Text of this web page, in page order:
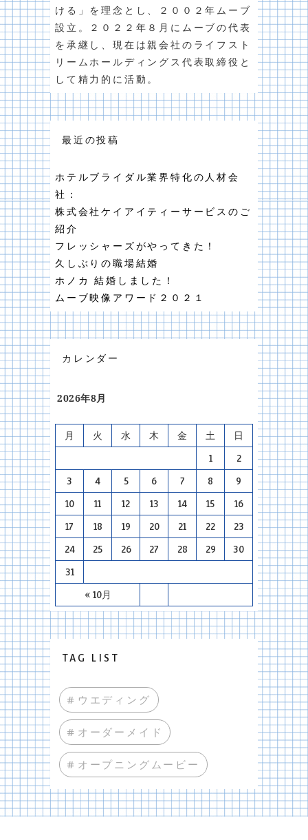
ける」を理念とし、２００２年ムーブ
設立。２０２２年８月にムーブの代表
を承継し、現在は親会社のライフスト
リームホールディングス代表取締役と
して精力的に活動。
最近の投稿
ホテルブライダル業界特化の人材会
社：
株式会社ケイアイティーサービスのご
紹介
フレッシャーズがやってきた！
久しぶりの職場結婚
ホノカ 結婚しました！
ムーブ映像アワード２０２１
カレンダー
2026年8月
月 火 水 木 金 土 日
« 10月
1 2
3 4 5 6 7 8 9
10 11 12 13 14 15 16
17 18 19 20 21 22 23
24 25 26 27 28 29 30
31
TAG LIST
#ウエディング
#オーダーメイド
#オープニングムービー